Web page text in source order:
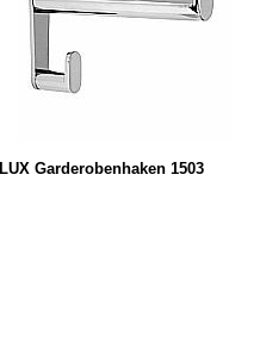
LUX Garderobenhaken 1503